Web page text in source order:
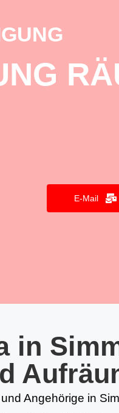
E-Mail
in
Angehörige in